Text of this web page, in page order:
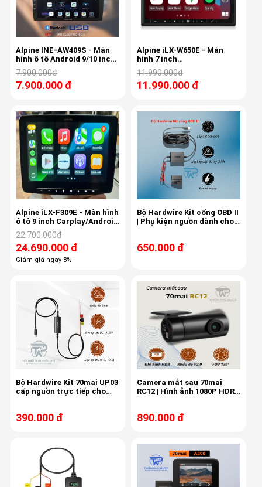
Alpine INE-AW409S - Màn
hình ô tô Android 9/10 inch
- CPU 4 nhân + RAM 2GB +
ROM 32GB
7.900.000đ
7.900.000 đ
Alpine iLX-W650E - Màn
hình 7 inch
Carplay/Android Auto
11.990.000đ
11.990.000 đ
Alpine iLX-F309E - Màn hình
ô tô 9 inch Carplay/Android
Auto (Halo9)
22.700.000đ
24.690.000 đ
Giảm giá ngay 8%
Bộ Hardwire Kit cổng OBD II
| Phụ kiện nguồn dành cho
650.000 đ
Bộ Hardwire Kit 70mai UP03
cấp nguồn trực tiếp cho
390.000 đ
Camera mắt sau 70mai
RC12 | Hình ảnh 1080P HDR -
890.000 đ